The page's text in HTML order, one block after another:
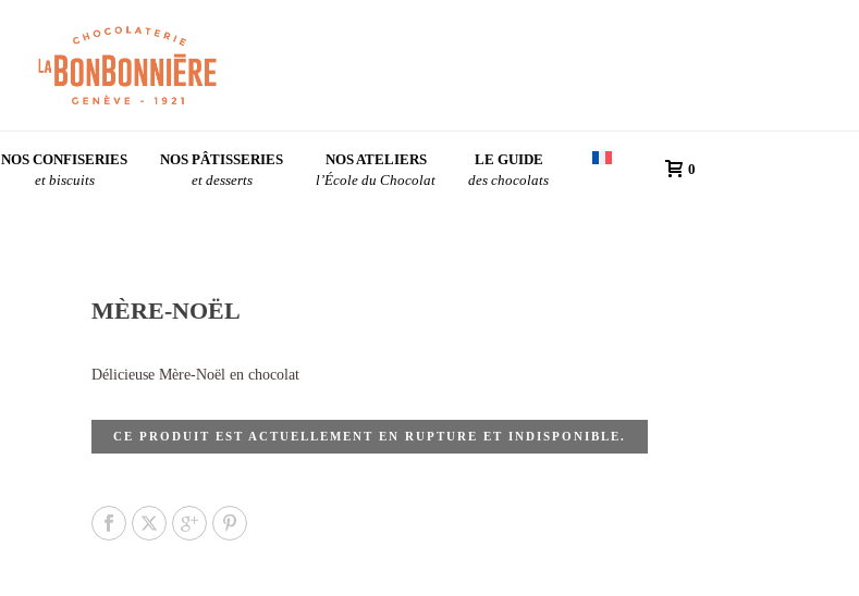
NOS CONFISERIES
et biscuits
NOS PÂTISSERIES
et desserts
NOS ATELIERS
l’École du Chocolat
LE GUIDE
des chocolats
0
MÈRE-NOËL
Délicieuse Mère-Noël en chocolat
CE PRODUIT EST ACTUELLEMENT EN RUPTURE ET INDISPONIBLE.